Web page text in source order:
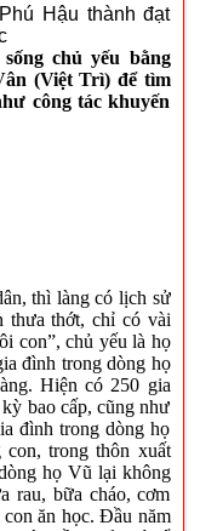
chủ yếu bằng
(Việt Trì) để tìm
công tác khuyến
thì làng có lịch sử
thưa thớt, chỉ có vài
con”, chủ yếu là họ
đình trong dòng họ
Hiện có 250 gia
bao cấp, cũng như
đình trong dòng họ
con, trong thôn xuất
họ Vũ lại không
rau, bữa cháo, cơm
ăn học. Đầu năm